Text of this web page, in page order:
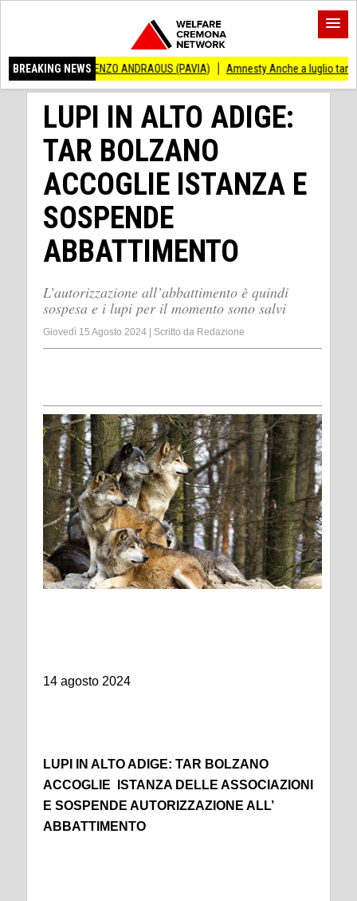
BREAKING NEWS
VINCENZO ANDRAOUS (PAVIA) Amnesty Anche a luglio tanti successi ed
LUPI IN ALTO ADIGE:
TAR BOLZANO
ACCOGLIE ISTANZA E
SOSPENDE
ABBATTIMENTO
L’autorizzazione all’abbattimento è quindi
sospesa e i lupi per il momento sono salvi
Giovedì 15 Agosto 2024 Scritto da Redazione
14 agosto 2024
LUPI IN ALTO ADIGE: TAR BOLZANO
ACCOGLIE ISTANZA DELLE ASSOCIAZIONI
E SOSPENDE AUTORIZZAZIONE ALL’
ABBATTIMENTO